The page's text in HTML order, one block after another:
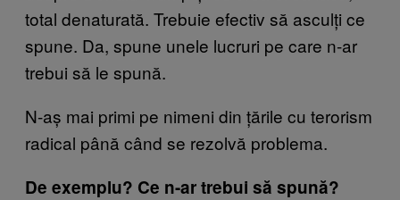
total denaturată. Trebuie efectiv să asculți ce
spune. Da, spune unele lucruri pe care n-ar
trebui să le spună.
N-aș mai primi pe nimeni din țările cu terorism
radical până când se rezolvă problema.
De exemplu? Ce n-ar trebui să spună?